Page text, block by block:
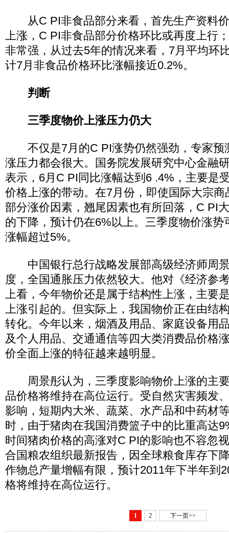
从C PI非食品部分来看，首先生产资料价
上涨，C PI非食品部分价格环比或再度上行
非常强，从过去5年的情况来看，7月平均环
计7月非食品价格环比涨幅接近0.2%。
判断
三季度物价上涨压力仍大
不仅是7月的C PI涨势仍然强劲，专家预
涨压力都会很大。国务院发展研究中心金融
表示，6月C PI同比涨幅达到6 .4%，主要是
价格上涨的带动。在7月份，即使国际大宗
部分涨价因素，翘尾因素也有所回落，C PI
的下降，预计仍在6%以上。三季度物价涨势
涨幅超过5%。
中国银行总行战略发展部高级经济师周
度，全国通胀压力依然较大。他对《经济参
上看，今年物价还是属于结构性上涨，主要
上涨引起的。但实际上，我国物价正在由结
转化。今年以来，烟酒及用品、家庭设备用
及个人用品、交通通信等四大类消费品价格
价全面上涨的特征越来越明显。
周景彤认为，三季度影响物价上涨的主
品价格将维持在高位运行。受自然灾害频发
影响，短期内大米、蔬菜、水产品和中药材
时，由于猪肉在我国消费篮子中的比重高达
时间猪肉价格的高涨对C PI的影响也不容忽
合国粮农组织最新报告，因全球粮食库存下
作物总产量增幅有限，预计2011年下半年到
格将维持在高位运行。
1 2 下一页>>